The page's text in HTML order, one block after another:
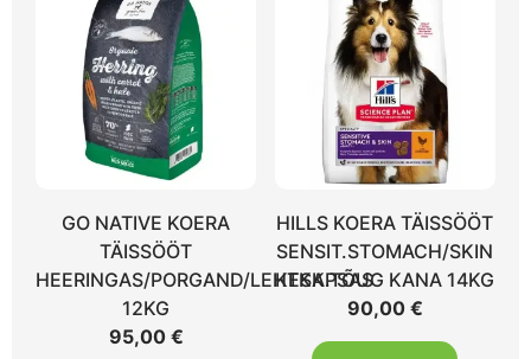
GO NATIVE KOERA
TÄISSÖÖT
HEERINGAS/PORGAND/LEHTKAPSAS
12KG
95,00 €
HILLS KOERA TÄISSÖÖT
SENSIT.STOMACH/SKIN
KESK.TÕUG KANA 14KG
90,00 €